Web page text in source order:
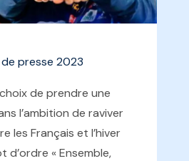
presse 2023
de prendre une
l’ambition de raviver
les Français et l’hiver
d’ordre « Ensemble,